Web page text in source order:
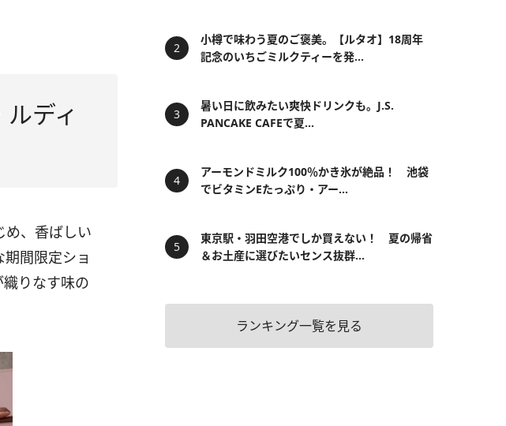
ディ
め、香ばしい
間限定ショ
りなす味の
小樽で味わう夏のご褒美。【ルタオ】18周年
記念のいちごミルクティーを発...
暑い日に飲みたい爽快ドリンクも。J.S.
PANCAKE CAFEで夏...
アーモンドミルク100％かき氷が絶品！ 池袋
でビタミンEたっぷり・アー...
東京駅・羽田空港でしか買えない！ 夏の帰省
＆お土産に選びたいセンス抜群...
ランキング一覧を見る